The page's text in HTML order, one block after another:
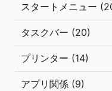
スタートメニュー
タスクバー (20)
プリンター (14)
アプリ関係 (9)